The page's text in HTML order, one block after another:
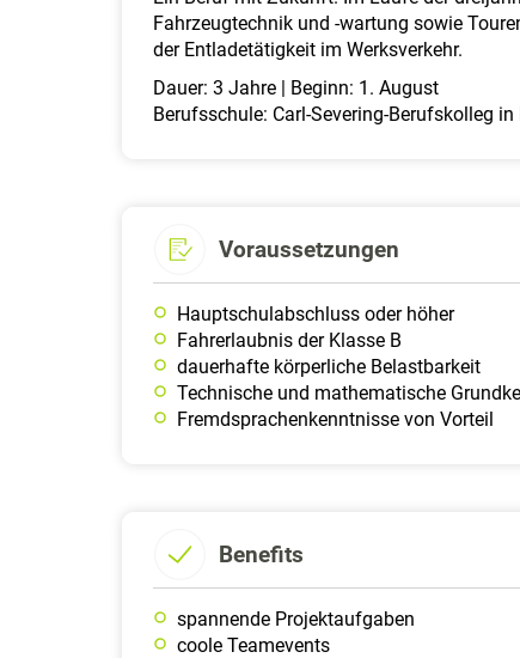
Fahrzeugtechnik und -wartung sowie
der Entladetätigkeit im Werksverkehr.
Dauer: 3 Jahre | Beginn: 1. August
Berufsschule: Carl-Severing-Berufskolleg in
Voraussetzungen
Hauptschulabschluss oder höher
Fahrerlaubnis der Klasse B
dauerhafte körperliche Belastbarkeit
Technische und mathematische
Fremdsprachenkenntnisse von Vorteil
Benefits
spannende Projektaufgaben
coole Teamevents